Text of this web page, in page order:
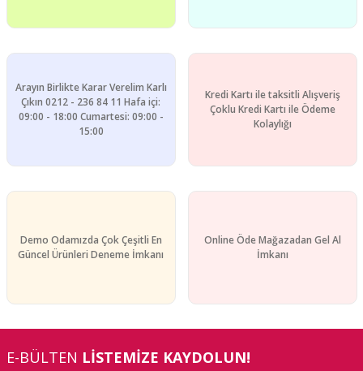
Arayın Birlikte Karar Verelim Karlı
Çıkın 0212 - 236 84 11 Hafa içi:
09:00 - 18:00 Cumartesi: 09:00 -
15:00
Kredi Kartı ile taksitli Alışveriş
Çoklu Kredi Kartı ile Ödeme
Kolaylığı
Demo Odamızda Çok Çeşitli En
Güncel Ürünleri Deneme İmkanı
Online Öde Mağazadan Gel Al
İmkanı
E-BÜLTEN LİSTEMİZE KAYDOLUN!